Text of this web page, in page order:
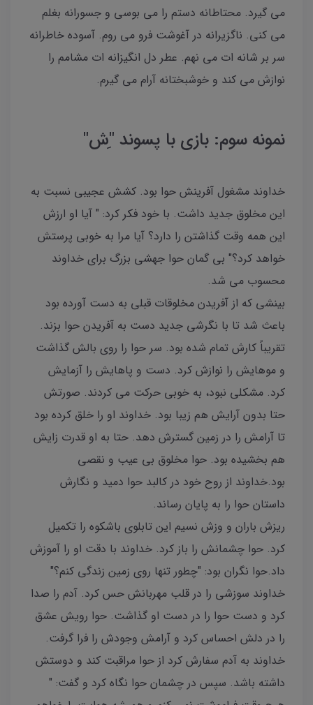
می گیرد. محتاطانه دستم را می بوسی و جسورانه بغلم
می کنی. ناگزیرانه در آغوشت فرو می روم. آسوده خاطرانه
سر بر شانه ات می نهم. عطر دل انگیزانه ات مشامم را
نوازش می کند و خوشبختانه آرام می گیرم.
نمونه سوم: بازی با پسوند "ِش"
خداوند مشغول آفرینش حوا بود. کشش عجیبی نسبت به
این مخلوق جدید داشت. با خود فکر کرد: " آیا او ارزش
این همه وقت گذاشتن را دارد؟ آیا مرا به خوبی پرستش
خواهد کرد؟" بی گمان حوا جهشی بزرگ برای خداوند
محسوب می شد.
بینشی که از آفریدن مخلوقات قبلی به دست آورده بود
باعث شد تا با نگرشی جدید دست به آفریدن حوا بزند.
تقریباً کارش تمام شده بود. سر حوا را روی بالش گذاشت
و موهایش را نوازش کرد. دست و پاهایش را آزمایش
کرد. مشکلی نبود، به خوبی حرکت می کردند. صورتش
حتا بدون آرایش هم زیبا بود. خداوند او را خلق کرده بود
تا آرامش را در زمین گسترش دهد. حتا به او قدرت زایش
هم بخشیده بود. حوا مخلوق بی عیب و نقصی
بود.خداوند از روح خود در کالبد حوا دمید و نگارش
داستان حوا را به پایان رساند.
ریزش باران و وزش نسیم این تابلوی باشکوه را تکمیل
کرد. حوا چشمانش را باز کرد. خداوند با دقت او را آموزش
داد.حوا نگران بود: "چطور تنها روی زمین زندگی کنم؟"
خداوند سوزشی را در قلب مهربانش حس کرد. آدم را صدا
کرد و دست حوا را در دست او گذاشت. حوا رویش عشق
را در دلش احساس کرد و آرامش وجودش را فرا گرفت.
خداوند به آدم سفارش کرد از حوا مراقبت کند و دوستش
داشته باشد. سپس در چشمان حوا نگاه کرد و گفت: "